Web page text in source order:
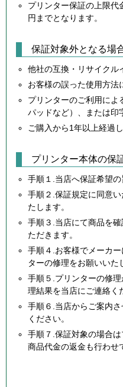
プリンター保証の上限代
円までとなります。
保証対象外となる場
他社の互換・リサイクル
お客様の誤った使用方法
プリンターのご利用によ
パッドなど）、または印
ご購入から1年以上経過
プリンター本体の保
手順１.当店へ保証希望の
手順２.保証規定に同意
たします。
手順３.当店にて商品を
ただきます。
手順４.お客様でメーカ
ターの修理をお願いいた
手順５.プリンターの修
理結果を当店にご連絡く
手順６.当店からご案内
ください。
手順７.保証対象の場合は
商品代金の返金も行わせ